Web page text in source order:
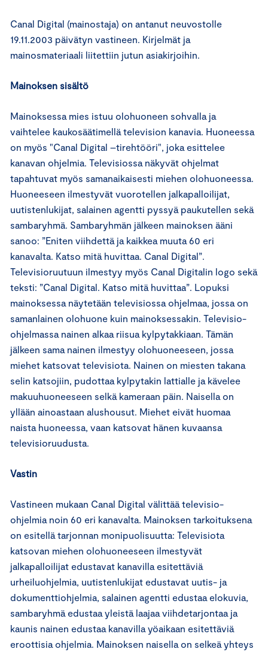
Canal Digital (mainostaja) on antanut neuvostolle
19.11.2003 päivätyn vastineen. Kirjelmät ja
mainosmateriaali liitettiin jutun asiakirjoihin.
Mainoksen sisältö
Mainoksessa mies istuu olohuoneen sohvalla ja
vaihtelee kaukosäätimellä television kanavia. Huoneessa
on myös "Canal Digital –tirehtööri", joka esittelee
kanavan ohjelmia. Televisiossa näkyvät ohjelmat
tapahtuvat myös samanaikaisesti miehen olohuoneessa.
Huoneeseen ilmestyvät vuorotellen jalkapalloilijat,
uutistenlukijat, salainen agentti pyssyä paukutellen sekä
sambaryhmä. Sambaryhmän jälkeen mainoksen ääni
sanoo: ”Eniten viihdettä ja kaikkea muuta 60 eri
kanavalta. Katso mitä huvittaa. Canal Digital”.
Televisioruutuun ilmestyy myös Canal Digitalin logo sekä
teksti: ”Canal Digital. Katso mitä huvittaa”. Lopuksi
mainoksessa näytetään televisiossa ohjelmaa, jossa on
samanlainen olohuone kuin mainoksessakin. Televisio-
ohjelmassa nainen alkaa riisua kylpytakkiaan. Tämän
jälkeen sama nainen ilmestyy olohuoneeseen, jossa
miehet katsovat televisiota. Nainen on miesten takana
selin katsojiin, pudottaa kylpytakin lattialle ja kävelee
makuuhuoneeseen selkä kameraan päin. Naisella on
yllään ainoastaan alushousut. Miehet eivät huomaa
naista huoneessa, vaan katsovat hänen kuvaansa
televisioruudusta.
Vastin
Vastineen mukaan Canal Digital välittää televisio-
ohjelmia noin 60 eri kanavalta. Mainoksen tarkoituksena
on esitellä tarjonnan monipuolisuutta: Televisiota
katsovan miehen olohuoneeseen ilmestyvät
jalkapalloilijat edustavat kanavilla esitettäviä
urheiluohjelmia, uutistenlukijat edustavat uutis- ja
dokumenttiohjelmia, salainen agentti edustaa elokuvia,
sambaryhmä edustaa yleistä laajaa viihdetarjontaa ja
kaunis nainen edustaa kanavilla yöaikaan esitettäviä
eroottisia ohjelmia. Mainoksen naisella on selkeä yhteys